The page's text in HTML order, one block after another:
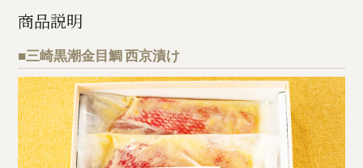
商品説明
■三崎黒潮金目鯛 西京漬け